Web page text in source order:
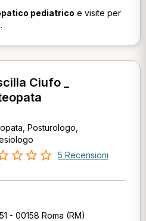
pediatrico e visite per
Ciufo _
Posturologo,
5 Recensioni
- 00158 Roma (RM)